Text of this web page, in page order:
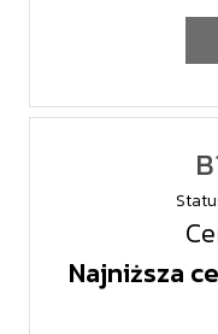
Najniższa